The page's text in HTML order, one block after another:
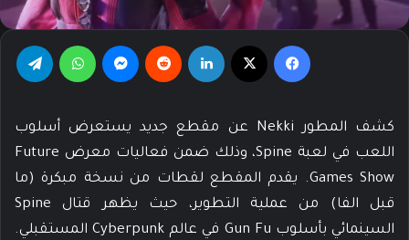
كشف المطور Nekki عن مقطع جديد يستعرض أسلوب
اللعب في لعبة Spine، وذلك ضمن فعاليات معرض Future
Games Show. يقدم المقطع لقطات من نسخة مبكرة (ما
قبل الفا) من عملية التطوير، حيث يظهر قتال Spine
السينمائي بأسلوب Gun Fu في عالم Cyberpunk المستقبلي.